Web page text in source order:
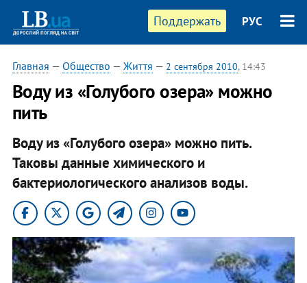
Поддержать РУС
Главная — Общество — Життя — 2 сентября 2010, 14:43
Воду из «Голубого озера» можно
пить
Воду из «Голубого озера» можно пить.
Таковы данные химического и
бактериологического анализов воды.